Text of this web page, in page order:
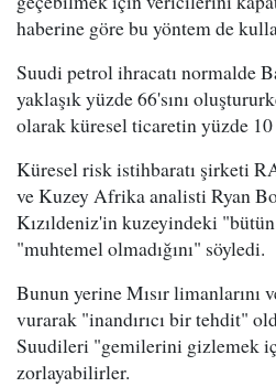
haberine göre bu yöntem de
Suudi petrol ihracatı normalde
yaklaşık yüzde 66'sını
olarak küresel ticaretin yüzde
Küresel risk istihbaratı şirketi
ve Kuzey Afrika analisti Ryan
Kızıldeniz'in kuzeyindeki
"muhtemel olmadığını" söyledi.
Bunun yerine Mısır limanlarını
vurarak "inandırıcı bir tehdit"
Suudileri "gemilerini gizlemek
zorlayabilirler.